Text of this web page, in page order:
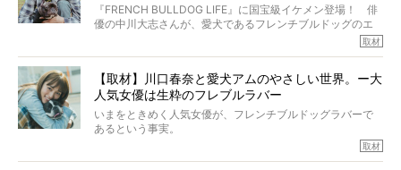
いて、泣いたり笑ったりするのもいいだろう。
こんな子だった、こんなにいい子だった、ほんとうに愛し
ていたと。
ぼくらは上沼恵美子さんのご自宅へ伺って、お話をきこう
と思った。
ッグと一緒に登場
『FRENCH BULLDOG LIFE』に国宝級イケメン登場！ 俳
優の中川大志さんが、愛犬であるフレンチブルドッグのエ
マちゃん（2歳の女の子）にメロメロとの情報を聞きつけ、
中川さんを直撃。そのフレブル愛をたっぷり語っていただ
カエピソードが次から次へと飛び出しました。
取材
【取材】川口春奈と愛犬アムのやさしい世界。ー大
人気女優は生粋のフレブルラバー
いまをときめく人気女優が、フレンチブルドッグラバーで
あるという事実。
取材